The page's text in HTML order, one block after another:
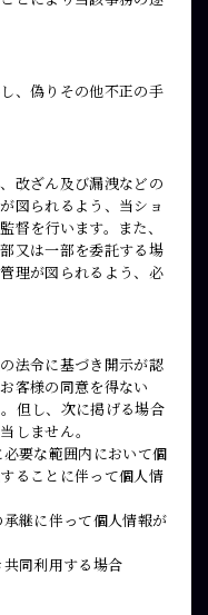
、偽りその他不正の手
改ざん及び漏洩などの
図られるよう、当ショ
督を行います。また、
又は一部を委託する場
理が図られるよう、必
法令に基づき開示が認
客様の同意を得ない
但し、次に掲げる場合
しません。
必要な範囲内において個
ることに伴って個人情
承継に伴って個人情報が
共同利用する場合